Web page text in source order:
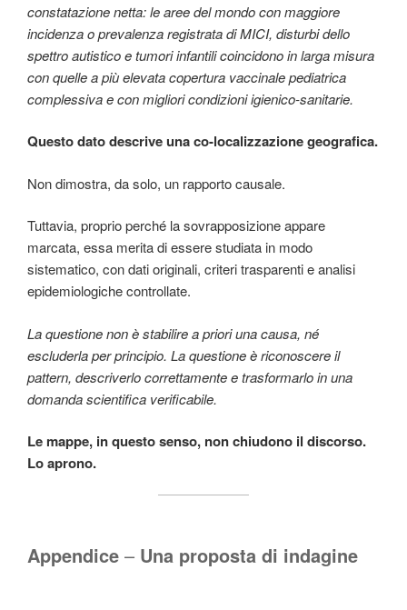
constatazione netta: le aree del mondo con maggiore
incidenza o prevalenza registrata di MICI, disturbi dello
spettro autistico e tumori infantili coincidono in larga misura
con quelle a più elevata copertura vaccinale pediatrica
complessiva e con migliori condizioni igienico-sanitarie.
Questo dato descrive una co-localizzazione geografica.
Non dimostra, da solo, un rapporto causale.
Tuttavia, proprio perché la sovrapposizione appare
marcata, essa merita di essere studiata in modo
sistematico, con dati originali, criteri trasparenti e analisi
epidemiologiche controllate.
La questione non è stabilire a priori una causa, né
escluderla per principio. La questione è riconoscere il
pattern, descriverlo correttamente e trasformarlo in una
domanda scientifica verificabile.
Le mappe, in questo senso, non chiudono il discorso.
Lo aprono.
Appendice – Una proposta di indagine